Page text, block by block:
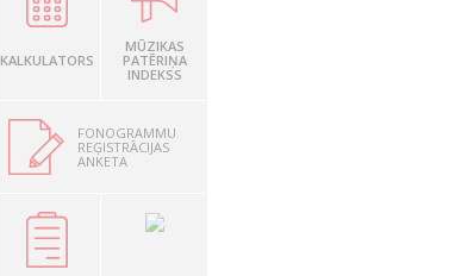
KALKULATORS
MŪZIKAS
PATĒRIŅA
INDEKSS
FONOGRAMMU
REĢISTRĀCIJAS
ANKETA